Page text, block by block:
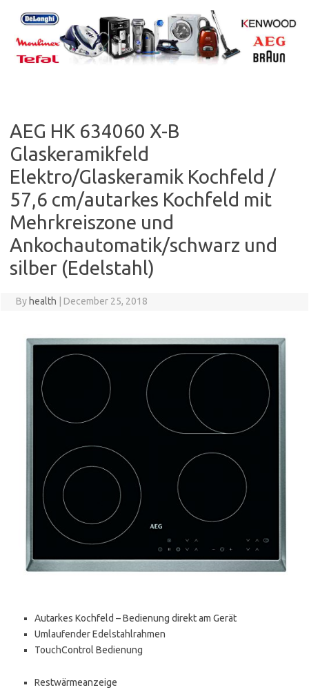
content
AEG HK 634060 X-B
Glaskeramikfeld
Elektro/Glaskeramik Kochfeld /
57,6 cm/autarkes Kochfeld mit
Mehrkreiszone und
Ankochautomatik/schwarz und
silber (Edelstahl)
By health December 25, 2018
Autarkes Kochfeld – Bedienung direkt am Gerät
Umlaufender Edelstahlrahmen
TouchControl Bedienung
Restwärmeanzeige